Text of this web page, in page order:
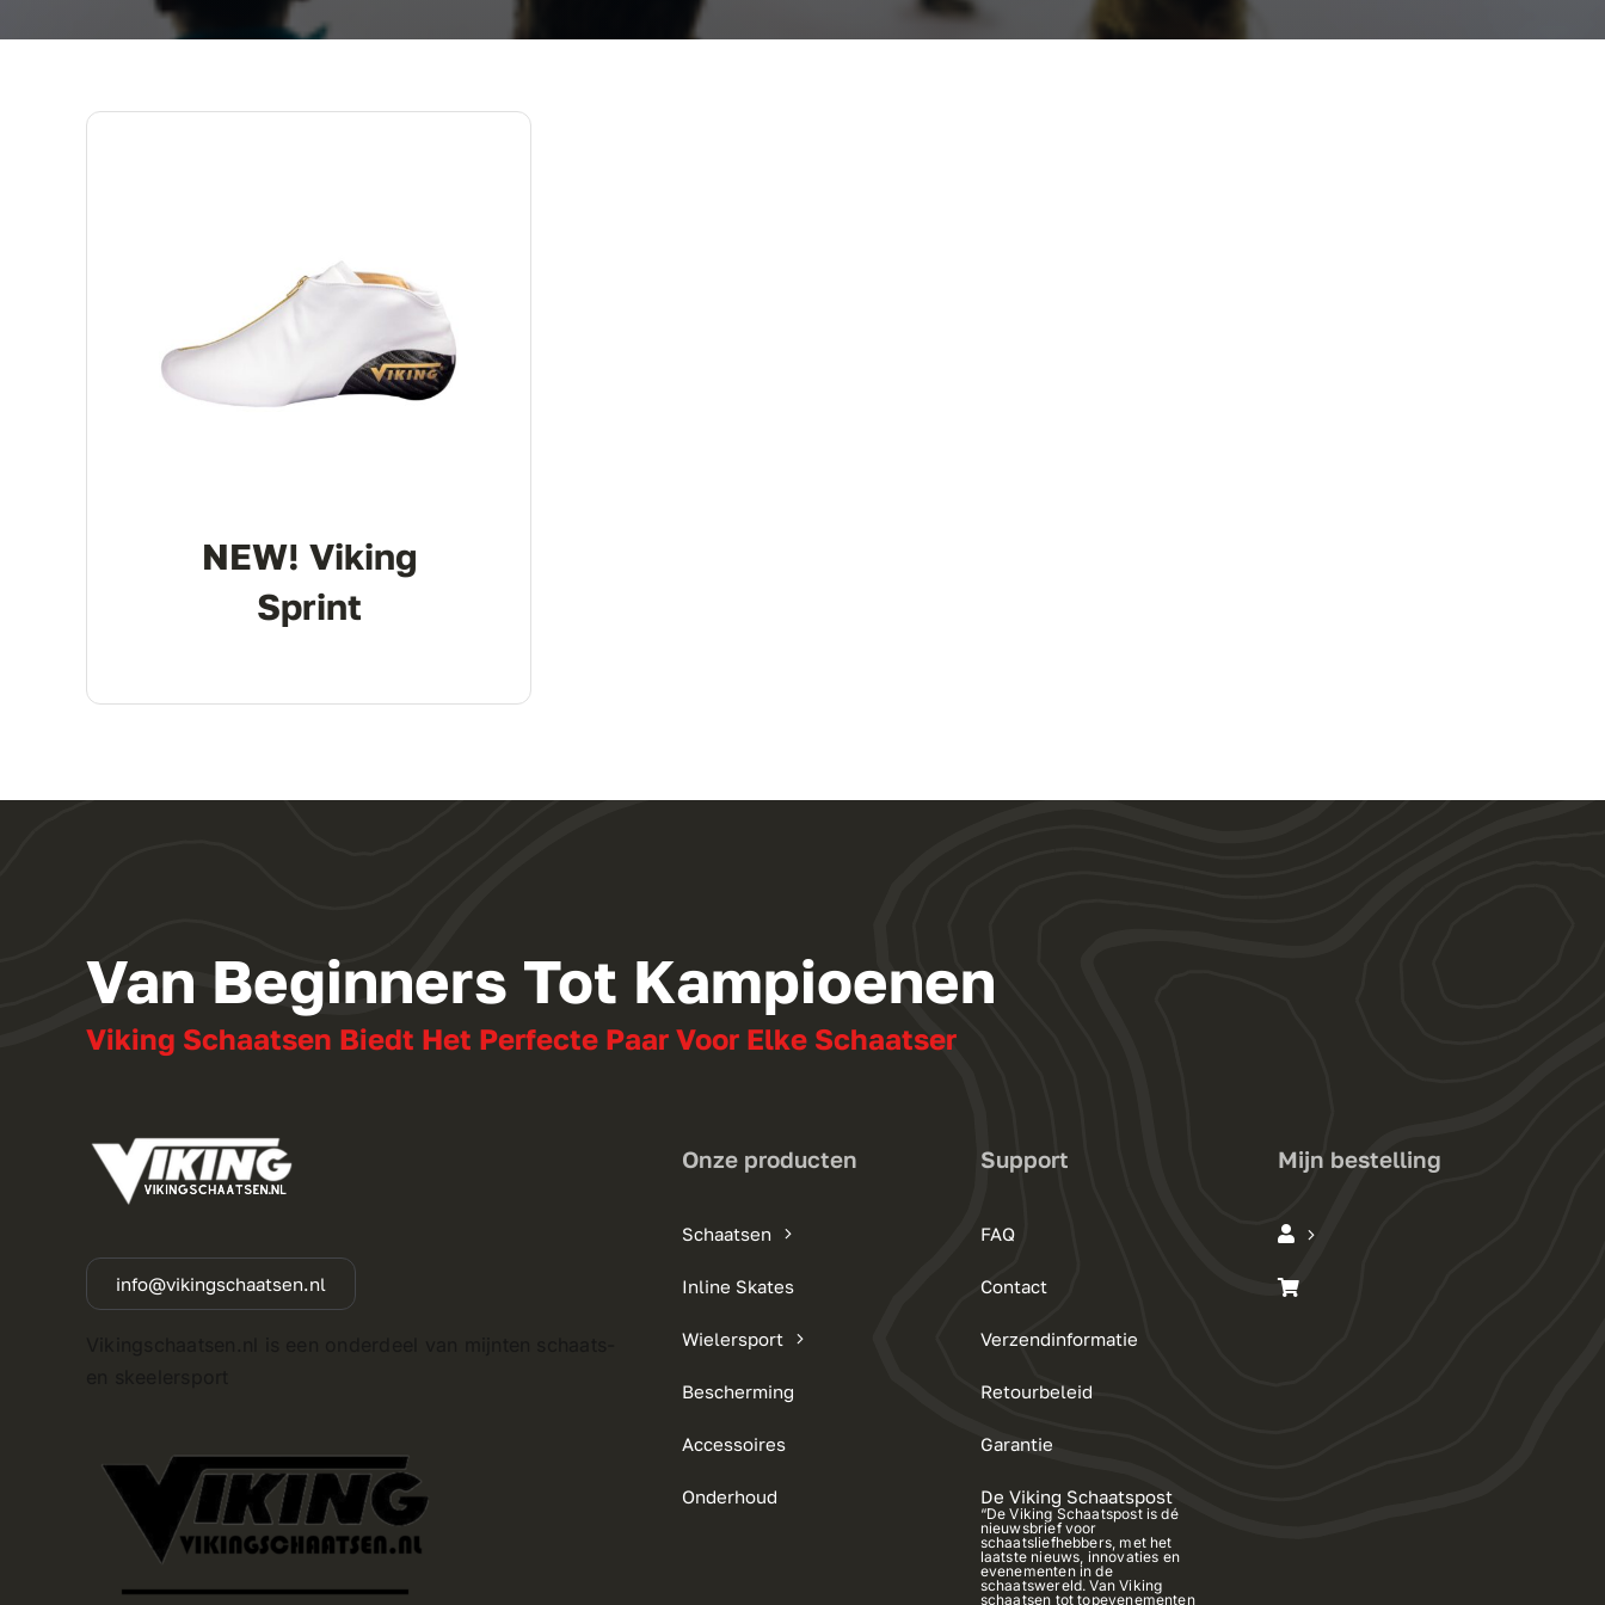
NEW! Viking
Sprint
Van Beginners Tot Kampioenen
Viking Schaatsen Biedt Het Perfecte Paar Voor Elke Schaatser
info@vikingschaatsen.nl
Onze producten
Schaatsen
Inline Skates
Wielersport
Bescherming
Accessoires
Onderhoud
Support
FAQ
Contact
Verzendinformatie
Retourbeleid
Garantie
De Viking Schaatspost
“De Viking Schaatspost is dé
nieuwsbrief voor
schaatsliefhebbers, met het
laatste nieuws, innovaties en
evenementen in de
schaatswereld. Van Viking
schaatsen tot topevenementen
Mijn bestelling